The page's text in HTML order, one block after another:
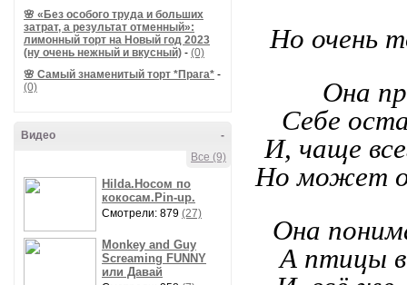
🌸 «Без особого труда и больших
затрат, а результат отменный»:
лимонный торт на Новый год 2023
(ну очень нежный и вкусный) - (0)
🌸 Самый знаменитый торт *Прага* -
(0)
-
Видео
Все (9)
Hilda.Носом по
кокосам.Pin-up.
Смотрели: 879 (27)
Monkey and Guy
Screaming FUNNY
или Давай
Но очень
Она
Себе
И, чаще
Но может
Она
А птицы